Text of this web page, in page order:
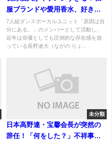
服ブランドや愛用香水、好きな
タイプは？
7人組ダンスボーカルユニット「原因は自
分にある。」のメンバーとして活動し、
近年は俳優としても圧倒的な存在感を放
っている長野凌大（ながの りょ...
未分類
日本高野連・宝馨会長が突然の
辞任！「何をした？」不祥事か